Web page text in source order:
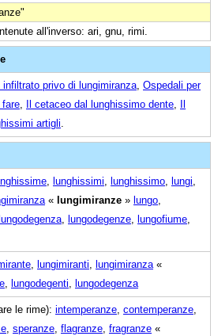
all'inverso: ari, gnu, rimi.
infiltrato privo di lungimiranza Ospedali per
fare Il cetaceo dal lunghissimo dente Il
artigli
lunghissimi lunghissimo lungi
« lungimiranze » lungo
lungodegenze lungofiume
lungimiranti lungimiranza «
lungodegenti lungodegenza
le rime): intemperanze contemperanze
speranze flagranze fragranze «